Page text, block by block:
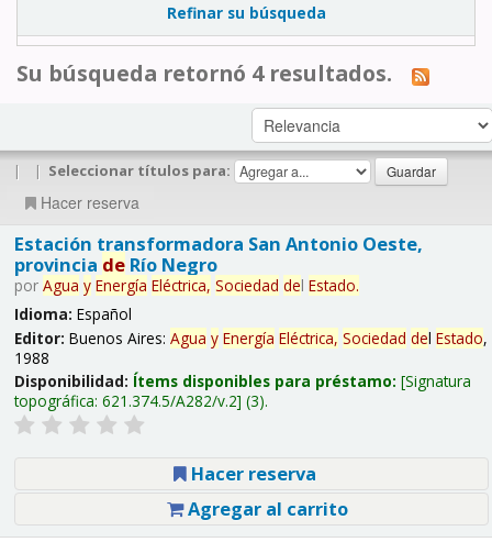
Refinar su búsqueda
Su búsqueda retornó 4 resultados.
| | Seleccionar títulos para:
Hacer reserva
Estación transformadora San Antonio Oeste,
provincia deRío Negro
por Agua y Energía Eléctrica, Sociedad del Estado.
Idioma: Español
Editor: Buenos Aires: Agua y Energía Eléctrica, Sociedad del Estado,
1988
Disponibilidad: Ítems disponibles para préstamo: Signatura
topográfica: 621.374.5/A282/v.2 (3).
Hacer reserva
Agregar al carrito